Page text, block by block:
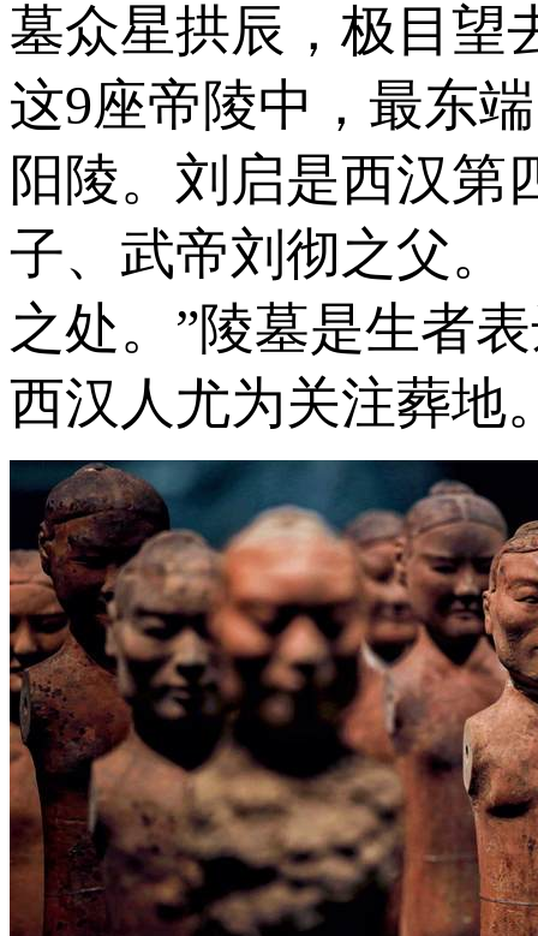
墓众星拱辰，极目望
这9座帝陵中，最东
阳陵。刘启是西汉第
子、武帝刘彻之父。
之处。”陵墓是生者
西汉人尤为关注葬地